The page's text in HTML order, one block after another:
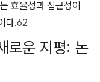
효율성과 접근성이
다.62
로운 지평: 논